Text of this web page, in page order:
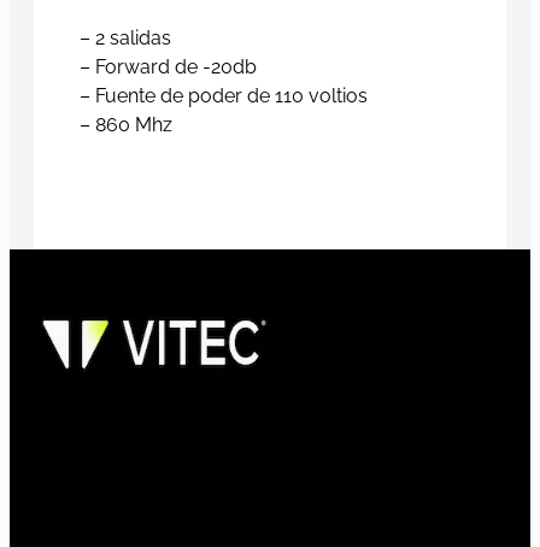
– 2 salidas
– Forward de -20db
– Fuente de poder de 110 voltios
– 860 Mhz